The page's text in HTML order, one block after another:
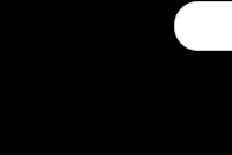
Conduct
a
search